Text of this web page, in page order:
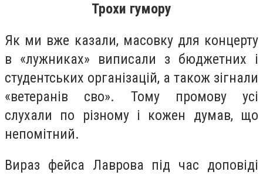
Трохи гумору
Як ми вже казали, масовку для концерту
в «лужниках» виписали з бюджетних і
студентських організацій, а також зігнали
«ветеранів сво». Тому промову усі
слухали по різному і кожен думав, що
непомітний.
Вираз фейса Лаврова під час доповіді